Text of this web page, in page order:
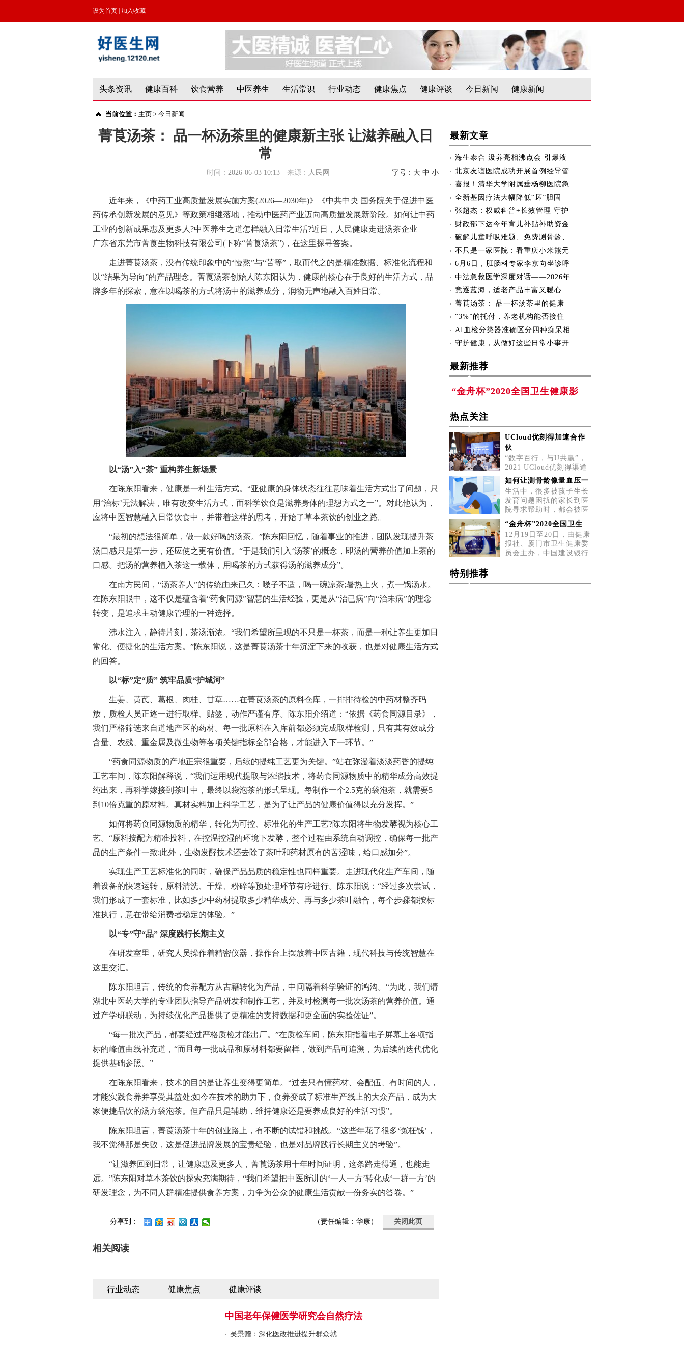
设为首页 加入收藏
头条资讯 健康百科 饮食营养 中医养生 生活常识 行业动态 健康焦点 健康评谈 今日新闻 健康新闻
当前位置： 主页 > 今日新闻
菁莨汤茶： 品一杯汤茶里的健康新主张 让滋养融入日
常
时间： 2026-06-03 10:13 来源： 人民网 字号： 大 中 小
近年来，《中药工业高质量发展实施方案(2026—2030年)》《中共中央 国务院关于促进中医
药传承创新发展的意见》等政策相继落地，推动中医药产业迈向高质量发展新阶段。如何让中药
工业的创新成果惠及更多人?中医养生之道怎样融入日常生活?近日，人民健康走进汤茶企业——
广东省东莞市菁莨生物科技有限公司(下称“菁莨汤茶”)，在这里探寻答案。
走进菁莨汤茶，没有传统印象中的“慢熬”与“苦等”，取而代之的是精准数据、标准化流程和
以“结果为导向”的产品理念。菁莨汤茶创始人陈东阳认为，健康的核心在于良好的生活方式，品
牌多年的探索，意在以喝茶的方式将汤中的滋养成分，润物无声地融入百姓日常。
以“汤”入“茶” 重构养生新场景
在陈东阳看来，健康是一种生活方式。“亚健康的身体状态往往意味着生活方式出了问题，只
用‘治标’无法解决，唯有改变生活方式，而科学饮食是滋养身体的理想方式之一”。对此他认为，
应将中医智慧融入日常饮食中，并带着这样的思考，开始了草本茶饮的创业之路。
“最初的想法很简单，做一款好喝的汤茶。”陈东阳回忆，随着事业的推进，团队发现提升茶
汤口感只是第一步，还应使之更有价值。“于是我们引入‘汤茶’的概念，即汤的营养价值加上茶的
口感。把汤的营养植入茶这一载体，用喝茶的方式获得汤的滋养成分”。
在南方民间，“汤茶养人”的传统由来已久：嗓子不适，喝一碗凉茶;暑热上火，煮一锅汤水。
在陈东阳眼中，这不仅是蕴含着“药食同源”智慧的生活经验，更是从“治已病”向“治未病”的理念
转变，是追求主动健康管理的一种选择。
沸水注入，静待片刻，茶汤渐浓。“我们希望所呈现的不只是一杯茶，而是一种让养生更加日
常化、便捷化的生活方案。”陈东阳说，这是菁莨汤茶十年沉淀下来的收获，也是对健康生活方式
的回答。
以“标”定“质” 筑牢品质“护城河”
生姜、黄芪、葛根、肉桂、甘草……在菁茛汤茶的原料仓库，一排排待检的中药材整齐码
放，质检人员正逐一进行取样、贴签，动作严谨有序。陈东阳介绍道：“依据《药食同源目录》，
我们严格筛选来自道地产区的药材。每一批原料在入库前都必须完成取样检测，只有其有效成分
含量、农残、重金属及微生物等各项关键指标全部合格，才能进入下一环节。”
“药食同源物质的产地正宗很重要，后续的提纯工艺更为关键。”站在弥漫着淡淡药香的提纯
工艺车间，陈东阳解释说，“我们运用现代提取与浓缩技术，将药食同源物质中的精华成分高效提
纯出来，再科学嫁接到茶叶中，最终以袋泡茶的形式呈现。每制作一个2.5克的袋泡茶，就需要5
到10倍克重的原材料。真材实料加上科学工艺，是为了让产品的健康价值得以充分发挥。”
如何将药食同源物质的精华，转化为可控、标准化的生产工艺?陈东阳将生物发酵视为核心工
艺。“原料按配方精准投料，在控温控湿的环境下发酵，整个过程由系统自动调控，确保每一批产
品的生产条件一致;此外，生物发酵技术还去除了茶叶和药材原有的苦涩味，给口感加分”。
实现生产工艺标准化的同时，确保产品品质的稳定性也同样重要。走进现代化生产车间，随
着设备的快速运转，原料清洗、干燥、粉碎等预处理环节有序进行。陈东阳说：“经过多次尝试，
我们形成了一套标准，比如多少中药材提取多少精华成分、再与多少茶叶融合，每个步骤都按标
准执行，意在带给消费者稳定的体验。”
以“专”守“品” 深度践行长期主义
在研发室里，研究人员操作着精密仪器，操作台上摆放着中医古籍，现代科技与传统智慧在
这里交汇。
陈东阳坦言，传统的食养配方从古籍转化为产品，中间隔着科学验证的鸿沟。“为此，我们请
湖北中医药大学的专业团队指导产品研发和制作工艺，并及时检测每一批次汤茶的营养价值。通
过产学研联动，为持续优化产品提供了更精准的支持数据和更全面的实验佐证”。
“每一批次产品，都要经过严格质检才能出厂。”在质检车间，陈东阳指着电子屏幕上各项指
标的峰值曲线补充道，“而且每一批成品和原材料都要留样，做到产品可追溯，为后续的迭代优化
提供基础参照。”
在陈东阳看来，技术的目的是让养生变得更简单。“过去只有懂药材、会配伍、有时间的人，
才能实践食养并享受其益处;如今在技术的助力下，食养变成了标准生产线上的大众产品，成为大
家便捷品饮的汤方袋泡茶。但产品只是辅助，维持健康还是要养成良好的生活习惯”。
陈东阳坦言，菁莨汤茶十年的创业路上，有不断的试错和挑战。“这些年花了很多‘冤枉钱’，
我不觉得那是失败，这是促进品牌发展的宝贵经验，也是对品牌践行长期主义的考验”。
“让滋养回到日常，让健康惠及更多人，菁莨汤茶用十年时间证明，这条路走得通，也能走
远。”陈东阳对草本茶饮的探索充满期待，“我们希望把中医所讲的‘一人一方’转化成‘一群一方’的
研发理念，为不同人群精准提供食养方案，力争为公众的健康生活贡献一份务实的答卷。”
分享到： 关闭此页
（责任编辑：华康）
相关阅读
行业动态 健康焦点 健康评谈
中国老年保健医学研究会自然疗法
吴景赠：深化医改推进提升群众就
最新文章
海生泰合 汲养亮相沸点会 引爆液
北京友谊医院成功开展首例经导管
喜报！清华大学附属垂杨柳医院急
全新基因疗法大幅降低“坏”胆固
张超杰：权威科普+长效管理 守护
财政部下达今年育儿补贴补助资金
破解儿童呼吸难题、免费测骨龄、
不只是一家医院：看重庆小米熊元
6月6日，肛肠科专家李京向坐诊呼
中法急救医学深度对话——2026年
竞逐蓝海，适老产品丰富又暖心
菁莨汤茶： 品一杯汤茶里的健康
“3%”的托付，养老机构能否接住
AI血检分类器准确区分四种痴呆相
守护健康，从做好这些日常小事开
最新推荐
“金舟杯”2020全国卫生健康影
热点关注
UCloud优刻得加速合作
伙
“数字百行，与U共赢”，
2021 UCloud优刻得渠道
招募会五城巡展第二站，
5月2
如何让测骨龄像量血压一
生活中，很多被孩子生长
发育问题困扰的家长到医
院寻求帮助时，都会被医
生告
“金舟杯”2020全国卫生
12月19日至20日，由健康
报社、厦门市卫生健康委
员会主办，中国建设银行
特别推荐